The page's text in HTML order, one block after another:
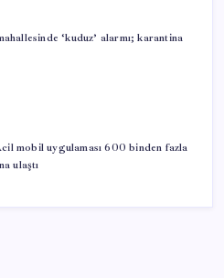
‘kuduz’ alarmı; karantina
mobil uygulaması 600 binden fazla
ulaştı